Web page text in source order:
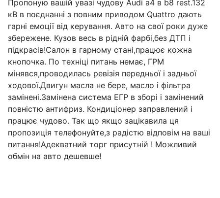
Пропоную вашій увазі чудову Audi a4 в b8 rest.132
кВ в поєднанні з повним приводом Quattro дають
гарні емоції від керування. Авто на свої роки дуже
збережене. Кузов весь в рідній фарбі,без ДТП і
підкрасів!Салон в гарному стані,працює кожна
кнопочка. По техніці питань немає, ГРМ
мінявся,проводилась ревізія передньої і задньої
ходової.Двигун масла не бере, масло і фільтра
замінені.Замінена система ЕГР в зборі і замінений
повністю антифриз. Кондиціонер заправлений і
працює чудово. Так що якщо зацікавила ця
пропозиція телефонуйте,з радістю відповім на ваші
питання!Адекватний торг присутній ! Можливий
обмін на авто дешевше!